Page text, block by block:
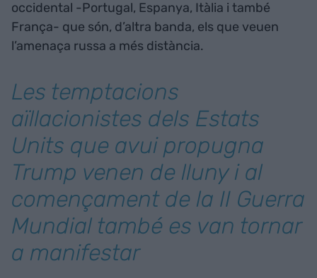
occidental -Portugal, Espanya, Itàlia i també
França- que són, d’altra banda, els que veuen
l’amenaça russa a més distància.
Les temptacions
aïllacionistes dels Estats
Units que avui propugna
Trump venen de lluny i al
començament de la II Guerra
Mundial també es van tornar
a manifestar